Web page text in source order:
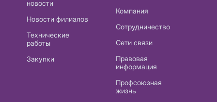
новости
Новости филиалов
Технические
работы
Закупки
Компания
Сотрудничество
Сети связи
Правовая
информация
Профсоюзная
жизнь